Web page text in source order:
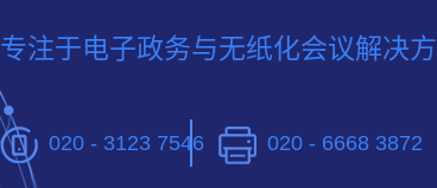
专注于电子政务与无纸化会议解决
020 - 3123 7546 020 - 6668 3872